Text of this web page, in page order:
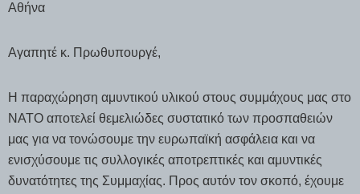
Αθήνα
Αγαπητέ κ. Πρωθυπουργέ,
Η παραχώρηση αμυντικού υλικού στους συμμάχους μας στο
NATO αποτελεί θεμελιώδες συστατικό των προσπαθειών
μας για να τονώσουμε την ευρωπαϊκή ασφάλεια και να
ενισχύσουμε τις συλλογικές αποτρεπτικές και αμυντικές
δυνατότητες της Συμμαχίας. Προς αυτόν τον σκοπό, έχουμε